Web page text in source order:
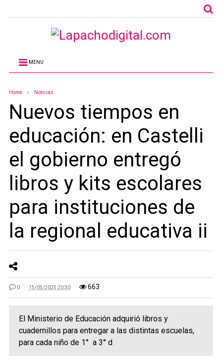
MENU
Home Noticias
Nuevos tiempos en
educación: en Castelli
el gobierno entregó
libros y kits escolares
para instituciones de
la regional educativa ii
0 15/05/2025 20:30 663
El Ministerio de Educación adquirió libros y
cuadernillos para entregar a las distintas escuelas,
para cada niño de 1° a 3° d